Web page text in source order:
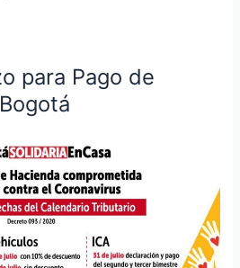
para Pago de